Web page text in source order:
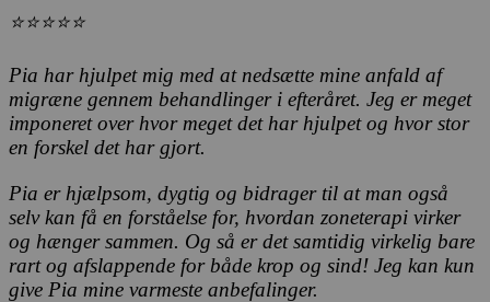
⭐⭐⭐⭐⭐
Pia har hjulpet mig med at nedsætte mine anfald af
migræne gennem behandlinger i efteråret. Jeg er meget
imponeret over hvor meget det har hjulpet og hvor stor
en forskel det har gjort.
Pia er hjælpsom, dygtig og bidrager til at man også
selv kan få en forståelse for, hvordan zoneterapi virker
og hænger sammen. Og så er det samtidig virkelig bare
rart og afslappende for både krop og sind! Jeg kan kun
give Pia mine varmeste anbefalinger.